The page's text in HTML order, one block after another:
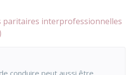
paritaires interprofessionnelles
conduire peut aussi être